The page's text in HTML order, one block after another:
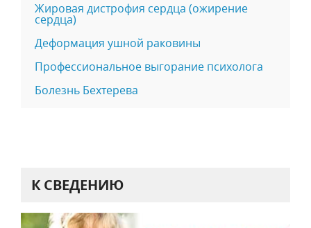
Жировая дистрофия сердца (ожирение
сердца)
Деформация ушной раковины
Профессиональное выгорание психолога
Болезнь Бехтерева
К СВЕДЕНИЮ